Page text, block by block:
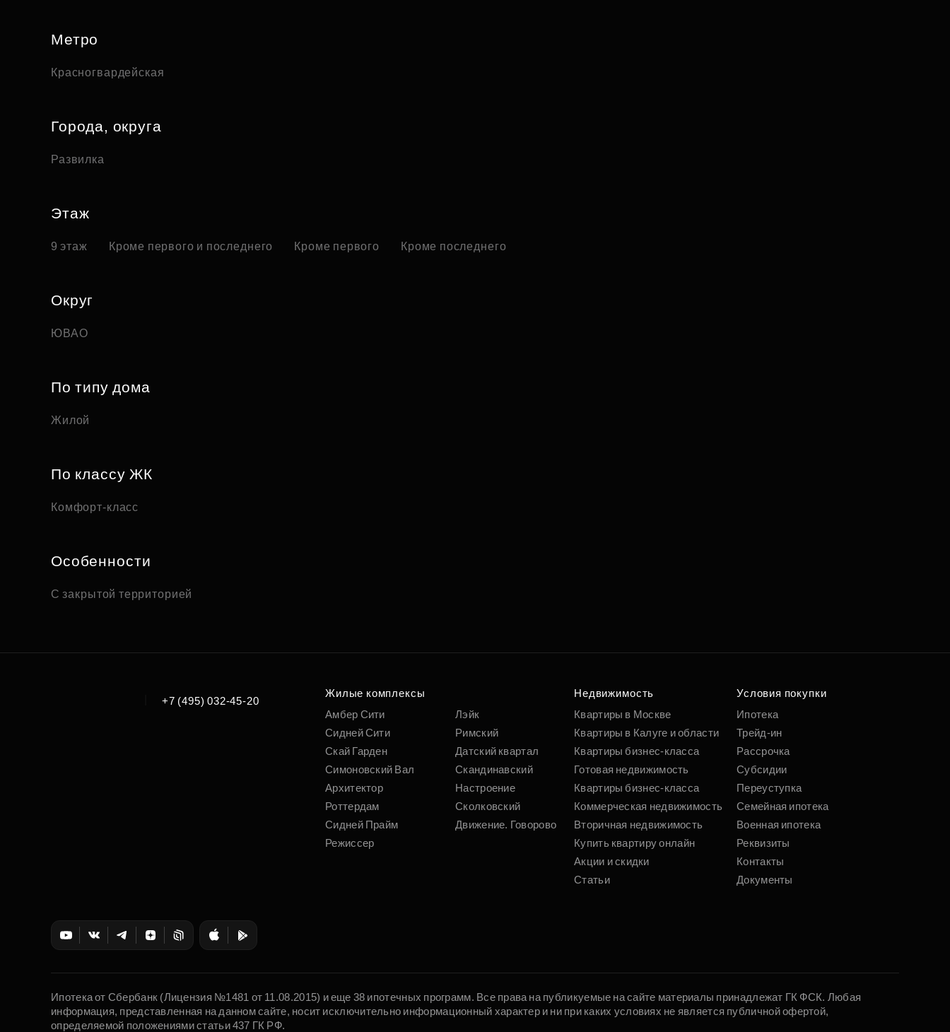
Метро
Красногвардейская
Города, округа
Развилка
Этаж
9 этаж Кроме первого и последнего Кроме первого Кроме последнего
Округ
ЮВАО
По типу дома
Жилой
По классу ЖК
Комфорт-класс
Особенности
С закрытой территорией
+7 (495) 032-45-20
Жилые комплексы
Амбер Сити
Сидней Сити
Скай Гарден
Симоновский Вал
Архитектор
Роттердам
Сидней Прайм
Режиссер
Лэйк
Римский
Датский квартал
Скандинавский
Настроение
Сколковский
Движение. Говорово
Недвижимость
Квартиры в Москве
Квартиры в Калуге и области
Квартиры бизнес-класса
Готовая недвижимость
Квартиры бизнес-класса
Коммерческая недвижимость
Вторичная недвижимость
Купить квартиру онлайн
Акции и скидки
Статьи
Условия покупки
Ипотека
Трейд-ин
Рассрочка
Субсидии
Переуступка
Семейная ипотека
Военная ипотека
Реквизиты
Контакты
Документы
Ипотека от Сбербанк (Лицензия №1481 от 11.08.2015) и еще 38 ипотечных программ. Все права на публикуемые на сайте материалы принадлежат ГК ФСК. Любая
информация, представленная на данном сайте, носит исключительно информационный характер и ни при каких условиях не является публичной офертой,
определяемой положениями статьи 437 ГК РФ.